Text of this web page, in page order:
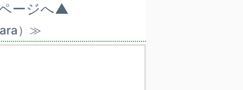
ージへ▲
）≫